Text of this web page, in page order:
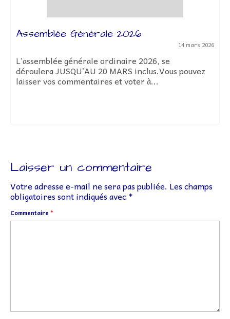
Assemblée Générale 2026
14 mars 2026
L’assemblée générale ordinaire 2026, se
déroulera JUSQU’AU 20 MARS inclus.Vous pouvez
laisser vos commentaires et voter à...
Laisser un commentaire
Votre adresse e-mail ne sera pas publiée. Les champs
obligatoires sont indiqués avec *
Commentaire *